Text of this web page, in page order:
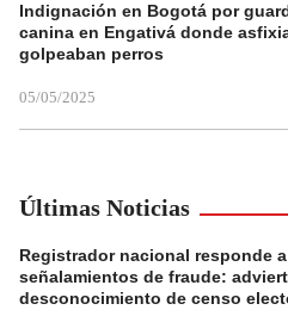
Indignación en Bogotá por
canina en Engativá donde
golpeaban perros
05/05/2025
Últimas Noticias
Registrador nacional responde a
señalamientos de fraude:
desconocimiento de censo